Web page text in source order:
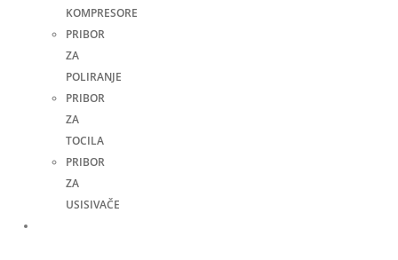
KOMPRESORE
PRIBOR
ZA
POLIRANJE
PRIBOR
ZA
TOCILA
PRIBOR
ZA
USISIVAČE